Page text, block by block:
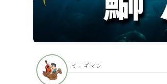
ミナギマン